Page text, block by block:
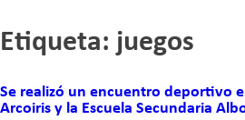
to
content
Etiqueta: juegos
Se realizó un encuentro deportivo
Arcoiris y la Escuela Secundaria